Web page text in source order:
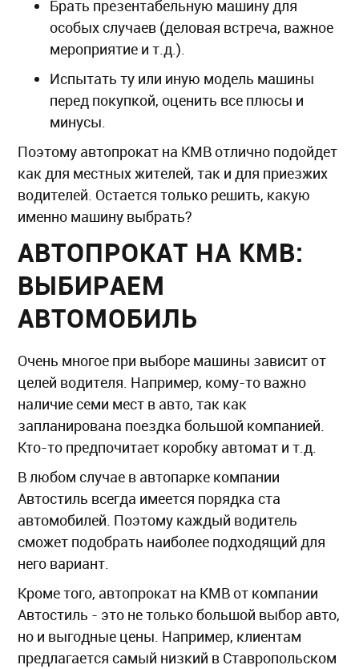
Брать презентабельную машину для
особых случаев (деловая встреча, важное
мероприятие и т.д.).
Испытать ту или иную модель машины
перед покупкой, оценить все плюсы и
минусы.
Поэтому автопрокат на КМВ отлично подойдет
как для местных жителей, так и для приезжих
водителей. Остается только решить, какую
именно машину выбрать?
АВТОПРОКАТ НА КМВ:
ВЫБИРАЕМ
АВТОМОБИЛЬ
Очень многое при выборе машины зависит от
целей водителя. Например, кому-то важно
наличие семи мест в авто, так как
запланирована поездка большой компанией.
Кто-то предпочитает коробку автомат и т.д.
В любом случае в автопарке компании
Автостиль всегда имеется порядка ста
автомобилей. Поэтому каждый водитель
сможет подобрать наиболее подходящий для
него вариант.
Кроме того, автопрокат на КМВ от компании
Автостиль - это не только большой выбор авто,
но и выгодные цены. Например, клиентам
предлагается самый низкий в Ставропольском